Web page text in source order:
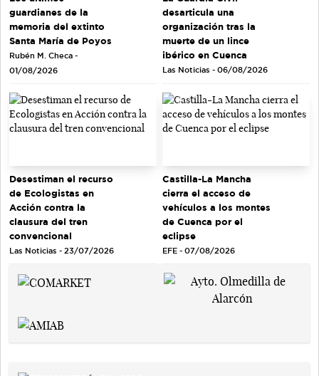
guardianes de la
memoria del extinto
Santa María de Poyos
Rubén M. Checa -
01/08/2026
desarticula una
organización tras la
muerte de un lince
ibérico en Cuenca
Las Noticias - 06/08/2026
Desestiman el recurso
de Ecologistas en
Acción contra la
clausura del tren
convencional
Las Noticias - 23/07/2026
Castilla-La Mancha
cierra el acceso de
vehículos a los montes
de Cuenca por el
eclipse
EFE - 07/08/2026